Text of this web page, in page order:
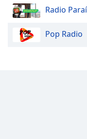
Radio
Pop Radio